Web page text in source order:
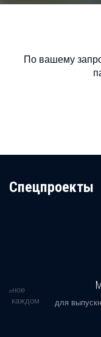
По вашему
Cпецпроекты
в каждом
для